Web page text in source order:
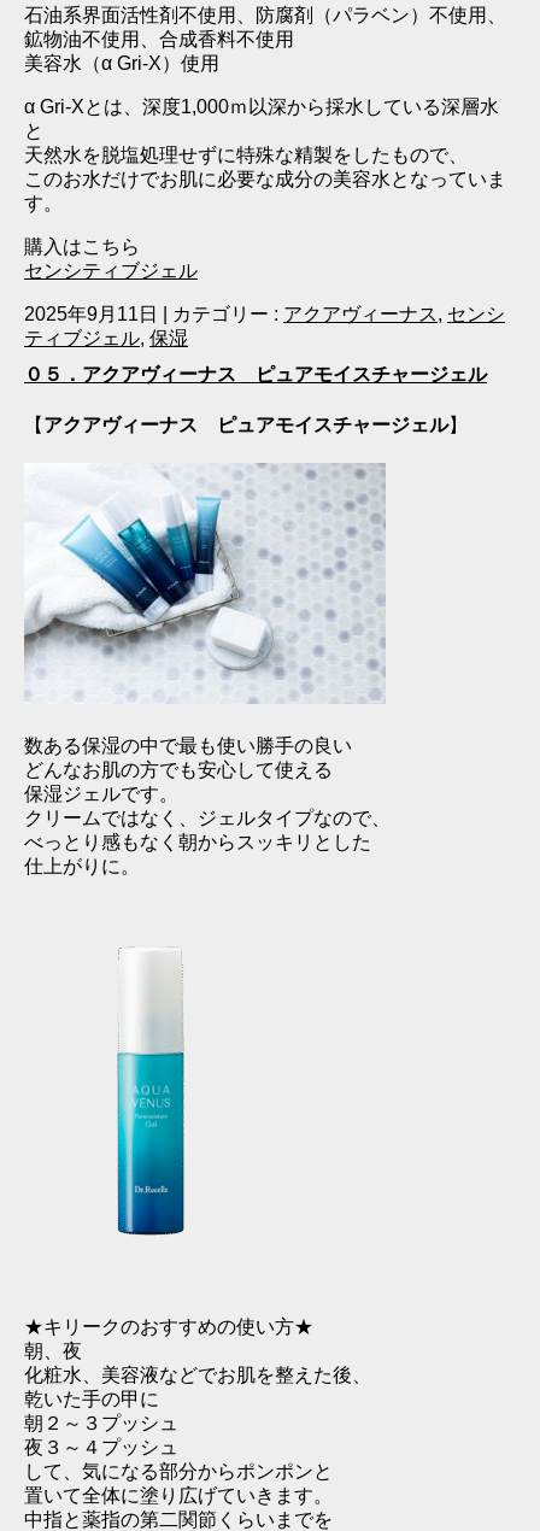
石油系界面活性剤不使用、防腐剤（パラベン）不使用、
鉱物油不使用、合成香料不使用
美容水（α Gri‐X）使用
α Gri‐Xとは、深度1,000ｍ以深から採水している深層水
と
天然水を脱塩処理せずに特殊な精製をしたもので、
このお水だけでお肌に必要な成分の美容水となっていま
す。
購入はこちら
センシティブジェル
2025年9月11日 カテゴリー : アクアヴィーナス, センシ
ティブジェル, 保湿
０５．アクアヴィーナス ピュアモイスチャージェル
【 アクアヴィーナス ピュアモイスチャージェル】
数ある保湿の中で最も使い勝手の良い
どんなお肌の方でも安心して使える
保湿ジェルです。
クリームではなく、ジェルタイプなので、
べっとり感もなく朝からスッキリとした
仕上がりに。
★キリークのおすすめの使い方★
朝、夜
化粧水、美容液などでお肌を整えた後、
乾いた手の甲に
朝２～３プッシュ
夜３～４プッシュ
して、気になる部分からポンポンと
置いて全体に塗り広げていきます。
中指と薬指の第二関節くらいまでを